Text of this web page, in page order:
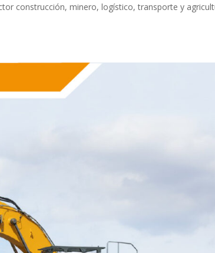
construcción, minero, logístico, transporte y